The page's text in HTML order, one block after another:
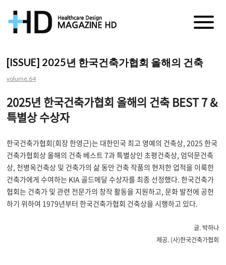
거
HD
[ISSUE] 2025년 한국건축가협회 올해의 건축
volume.64
2025년 한국건축가협회 올해의 건축 BEST 7 &
특별상 수상자
한국건축가협회(회장 한영근)는 대한민국 최고 영예의 건축상, 2025한국
건축가협회상 올해의 건축 베스트7과 특별상인 초평건축상, 엄덕문건축
상, 천병옥건축상 및 건축가의 삶 동안 건축 작품의 현저한 업적을 이룩한
건축가에게 수여하는 KIA골드메달 수상자를 최종 선정했다.한국건축가
협회는 건축가 및 관련 전문가의 창작 활동을 지원하고,문화 발전에 공헌
하기 위하여 1979년부터 한국건축가협회 건축상을 시행하고 있다.
글. 박하나
제공. (사)한국건축가협회